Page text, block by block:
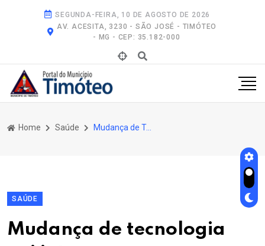
SEGUNDA-FEIRA, 10 DE AGOSTO DE 2026
AV. ACESITA, 3230 - SÃO JOSÉ - TIMÓTEO
- MG - CEP: 35.182-000
Home Saúde Mudança de Tecnologia Vai Interromper Temporariamente Fornecimento de Remédios Nas Unidades de Saúde Em Timóteo
SAÚDE
Mudança de tecnologia